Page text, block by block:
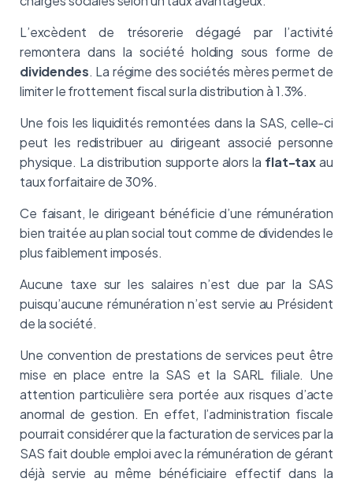
L’excèdent de trésorerie dégagé par l’activité
remontera dans la société holding sous forme de
dividendes. La régime des sociétés mères permet de
limiter le frottement fiscal sur la distribution à 1.3%.
Une fois les liquidités remontées dans la SAS, celle-ci
peut les redistribuer au dirigeant associé personne
physique. La distribution supporte alors la flat-taxau
taux forfaitaire de 30%.
Ce faisant, le dirigeant bénéficie d’une rémunération
bien traitée au plan social tout comme de dividendes le
plus faiblement imposés.
Aucune taxe sur les salaires n’est due par la SAS
puisqu’aucune rémunération n’est servie au Président
de la société.
Une convention de prestations de services peut être
mise en place entre la SAS et la SARL filiale. Une
attention particulière sera portée aux risques d’acte
anormal de gestion. En effet, l’administration fiscale
pourrait considérer que la facturation de services par la
SAS fait double emploi avec la rémunération de gérant
déjà servie au même bénéficiaire effectif dans la